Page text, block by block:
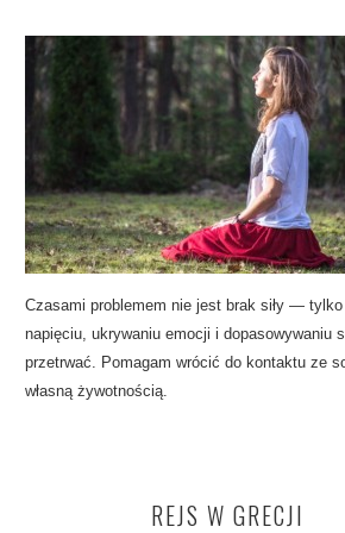
Czasami problemem nie jest brak siły —
napięciu, ukrywaniu emocji i dopasowywaniu
przetrwać. Pomagam wrócić do kontaktu ze
własną żywotnością.
REJS W GRECJI